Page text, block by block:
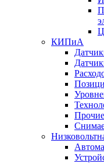
КИПиА